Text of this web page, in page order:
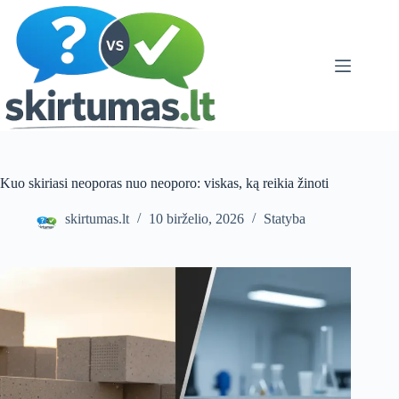
content
Kuo skiriasi neoporas nuo neoporo: viskas, ką reikia žinoti
skirtumas.lt 10 birželio, 2026 Statyba